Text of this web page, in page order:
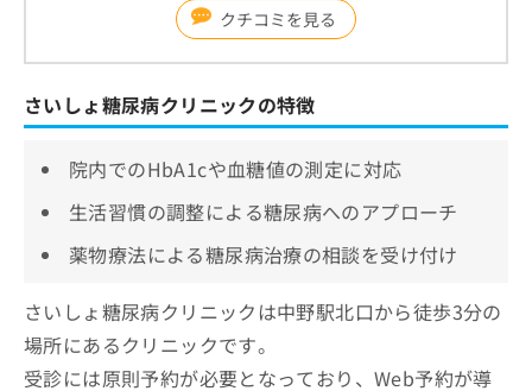
クチコミを見る
さいしょ糖尿病クリニックの特徴
院内でのHbA1cや血糖値の測定に対応
生活習慣の調整による糖尿病へのアプローチ
薬物療法による糖尿病治療の相談を受け付け
さいしょ糖尿病クリニックは中野駅北口から徒歩3分の
場所にあるクリニックです。
受診には原則予約が必要となっており、Web予約が導